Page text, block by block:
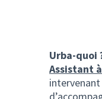
Urba-quoi
Assistant
intervenant